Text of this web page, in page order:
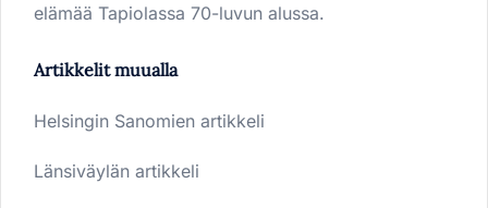
elämää Tapiolassa 70-luvun alussa.
Artikkelit muualla
Helsingin Sanomien artikkeli
Länsiväylän artikkeli